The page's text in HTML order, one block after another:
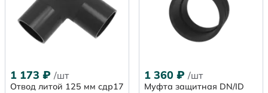
1 173 ₽ /шт
Отвод литой 125 мм сдр17
1 360 ₽ /шт
Муфта защитная DN/ID